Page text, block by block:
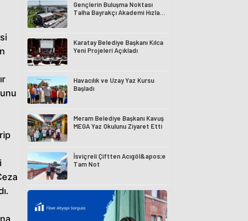
Gençlerin Buluşma Noktası
Talha Bayrakçı Akademi Hızla
Karatay Belediye Başkanı Kılca
Yeni Projeleri Açıkladı
Havacılık ve Uzay Yaz Kursu
Başladı
Meram Belediye Başkanı Kavuş
MEGA Yaz Okulunu Ziyaret Etti
İsviçreli Çiftten Acıgöl&apos;e
Tam Not